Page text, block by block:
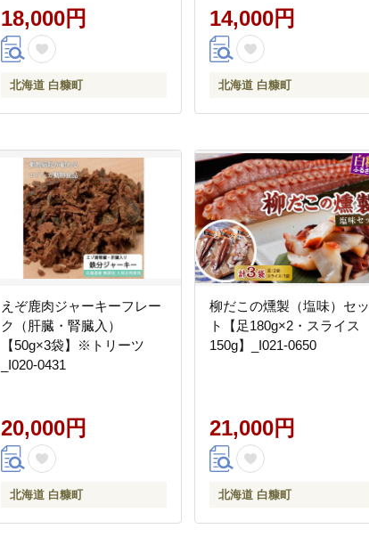
18,000円
北海道 白糠町
14,000円
北海道 白糠町
えぞ鹿肉ジャーキーフレー
ク（肝臓・腎臓入）
【50g×3袋】※トリーツ
_I020-0431
20,000円
北海道 白糠町
柳だこの燻製（塩味）セッ
ト【足180g×2・スライス
150g】_I021-0650
21,000円
北海道 白糠町